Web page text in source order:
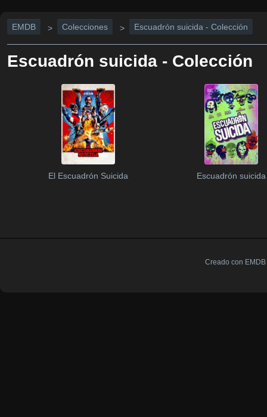
EMDB > Colecciones > Escuadrón suicida - Colección
Escuadrón suicida - Colección
El Escuadrón Suicida Escuadrón suicida
Creado con